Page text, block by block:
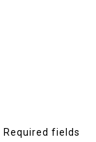
Required fields